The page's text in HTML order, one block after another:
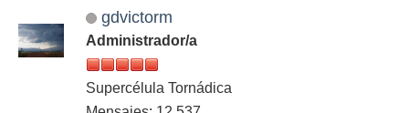
gdvictorm
Administrador/a
Supercélula Tornádica